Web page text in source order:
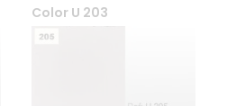
Color U 203